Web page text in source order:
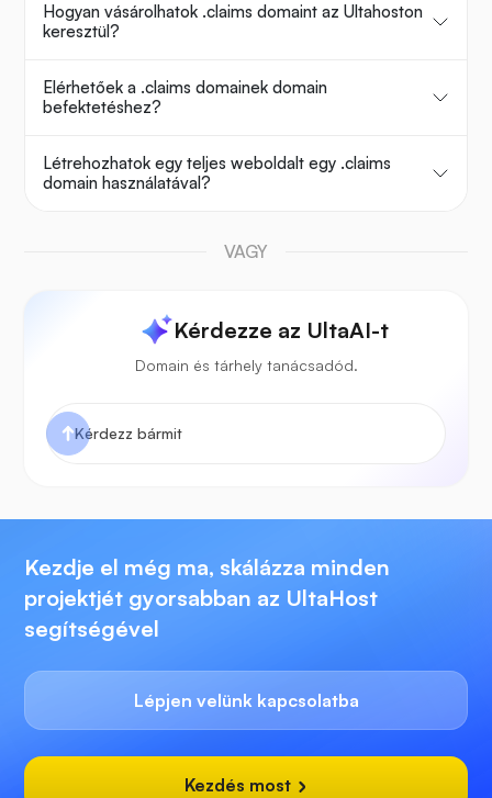
Hogyan vásárolhatok .claims domaint az Ultahoston
keresztül?
Elérhetőek a .claims domainek domain
befektetéshez?
Létrehozhatok egy teljes weboldalt egy .claims
domain használatával?
VAGY
Kérdezze az UltaAI-t
Domain és tárhely tanácsadód.
Kezdje el még ma, skálázza minden
projektjét gyorsabban az UltaHost
segítségével
Lépjen velünk kapcsolatba
Kezdés most